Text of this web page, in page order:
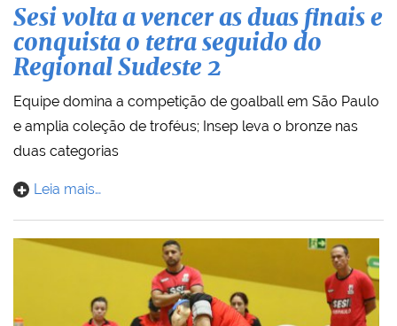
Sesi volta a vencer as duas finais e
conquista o tetra seguido do
Regional Sudeste 2
Equipe domina a competição de goalball em São Paulo
e amplia coleção de troféus; Insep leva o bronze nas
duas categorias
Leia mais…